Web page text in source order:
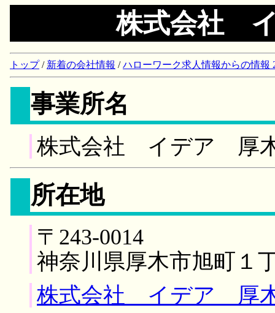
株式会社
トップ/ 新着の会社情報 /ハローワーク求人情報からの情報
事業所名
株式会社 イデア 厚
所在地
〒243-0014
神奈川県厚木市旭町１
株式会社 イデア 厚木